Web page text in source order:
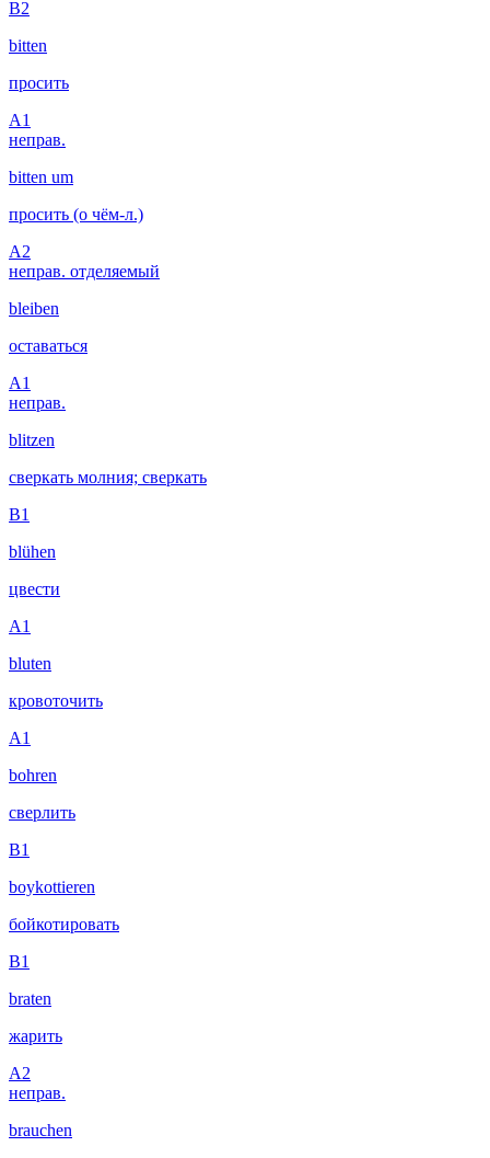
B2
bitten
просить
A1
неправ.
bitten um
просить (о чём-л.)
A2
неправ. отделяемый
bleiben
оставаться
A1
неправ.
blitzen
сверкать молния; сверкать
B1
blühen
цвести
A1
bluten
кровоточить
A1
bohren
сверлить
B1
boykottieren
бойкотировать
B1
braten
жарить
A2
неправ.
brauchen